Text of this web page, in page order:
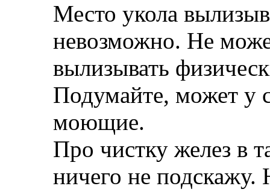
Место укола
невозможно. Не
вылизывать
Подумайте, может у
моющие.
Про чистку желез в
ничего не подскажу.